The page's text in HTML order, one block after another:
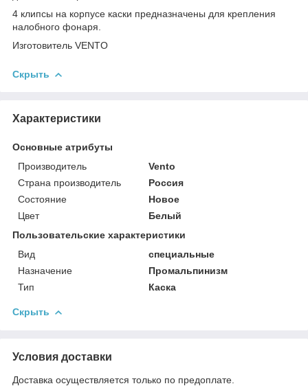
4 клипсы на корпусе каски предназначены для крепления
налобного фонаря.
Изготовитель VENTO
Скрыть
Характеристики
Основные атрибуты
Производитель
Vento
Страна производитель
Россия
Состояние
Новое
Цвет
Белый
Пользовательские характеристики
Вид
специальные
Назначение
Промальпинизм
Тип
Каска
Скрыть
Условия доставки
Доставка осуществляется только по предоплате.